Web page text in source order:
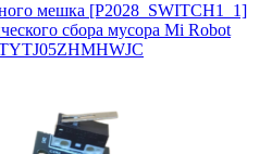
мешка [P2028_SWITCH1_1]
сбора мусора Mi Robot